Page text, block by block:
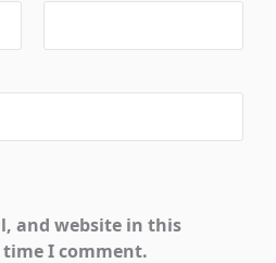
and website in this
I comment.